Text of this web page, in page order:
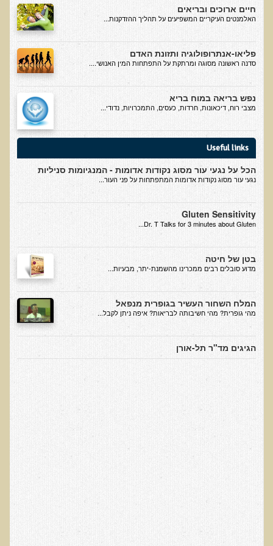
אוכלי כל, צמחונים או טבעונים
מערכת החיסון
כל האמת על שמנים ושומנים
מדיטציה
רכישת סדנת מדיטציה
וידאו מדיטציה - כל החלקים
טבעונות הלכה למעשה
הרצאות ואירועים
סדנה בנושא: התא ובריאותך
הרצאות ואירועים קרובים
חבקו את השמש! הרצאת זום
מפגש קולנועי עם דר' עדיאל תל-אורן
סדנת הבריאות המינית, הסקס והפוריות עם ד"ר עדיאל תל-אורן
תנועה תקינה במפרקים
חיים ארוכים ובריאים
האלמנטים העיקריים המשפיעים על תהליך ההזדקנות...
פליאו-אנתרופולוגיה ותזונת האדם
סדנה ראשונה מסוגה ומרתקת על התפתחות המין האנושי....
נפש בריאה במוח בריא
מצבי רוח, דיכאונות, חרדות, כעסים, התמכרויות, נדודי...
Useful links
הכל על נגעי עור מסוג נקודות אדומות - המנגיומות סניליות
נגעי עור מסוג נקודות אדומות המתפתחות על פני העור...
Gluten Sensitivity
Dr. T Talks for 3 minutes about Gluten...
בטן של חיטה
​מדוע סובלים רבים ממכרינו מהשמנת-יתר, מבעיות...
המלח השחור העשיר בגופרית מנפאל
מהי גופרית? מהי חשיבותה לבריאות? איפה ניתן לקבל...
הגיגים מד"ר תל-אורן